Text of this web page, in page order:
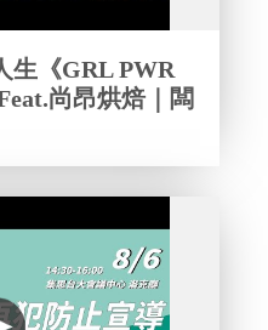
生《GRL PWR
尚昂烘焙｜闆